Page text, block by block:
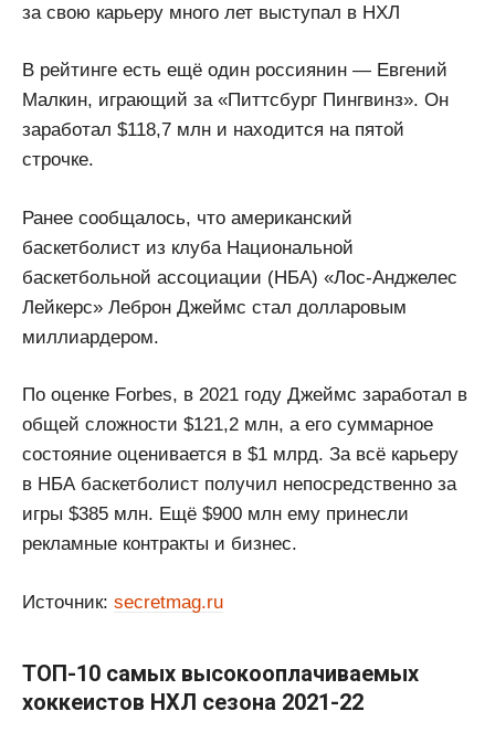
за свою карьеру много лет выступал в НХЛ
В рейтинге есть ещё один россиянин — Евгений
Малкин, играющий за «Питтсбург Пингвинз». Он
заработал $118,7 млн и находится на пятой
строчке.
Ранее сообщалось, что американский
баскетболист из клуба Национальной
баскетбольной ассоциации (НБА) «Лос-Анджелес
Лейкерс» Леброн Джеймс стал долларовым
миллиардером.
По оценке Forbes, в 2021 году Джеймс заработал в
общей сложности $121,2 млн, а его суммарное
состояние оценивается в $1 млрд. За всё карьеру
в НБА баскетболист получил непосредственно за
игры $385 млн. Ещё $900 млн ему принесли
рекламные контракты и бизнес.
Источник: secretmag.ru
ТОП-10 самых высокооплачиваемых
хоккеистов НХЛ сезона 2021-22